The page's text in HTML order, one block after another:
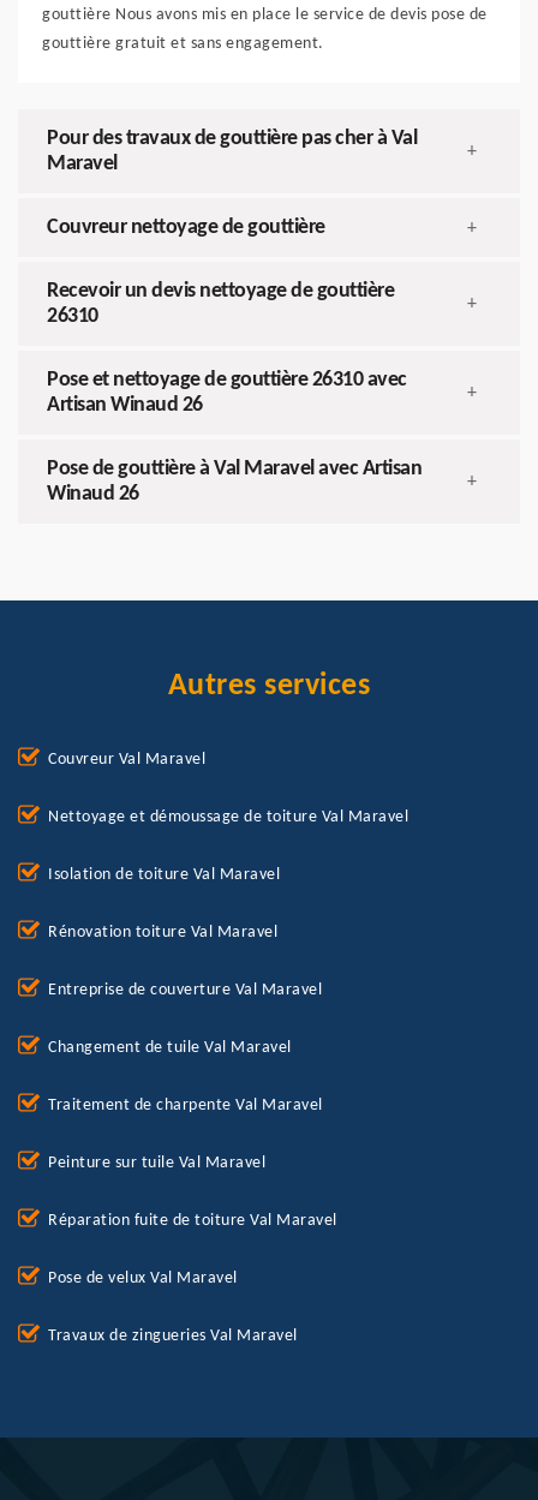
gouttière Nous avons mis en place le service de devis pose de
gouttière gratuit et sans engagement.
Pour des travaux de gouttière pas cher à Val
Maravel
+
Couvreur nettoyage de gouttière +
Recevoir un devis nettoyage de gouttière
26310
+
Pose et nettoyage de gouttière 26310 avec
Artisan Winaud 26
+
Pose de gouttière à Val Maravel avec Artisan
Winaud 26
+
Autres services
Couvreur Val Maravel
Nettoyage et démoussage de toiture Val Maravel
Isolation de toiture Val Maravel
Rénovation toiture Val Maravel
Entreprise de couverture Val Maravel
Changement de tuile Val Maravel
Traitement de charpente Val Maravel
Peinture sur tuile Val Maravel
Réparation fuite de toiture Val Maravel
Pose de velux Val Maravel
Travaux de zingueries Val Maravel